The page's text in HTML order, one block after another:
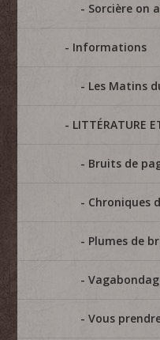
Sorcière on
Informations
Les Matins
LITTÉRATURE
Bruits de
Chroniques
Plumes de
Vous